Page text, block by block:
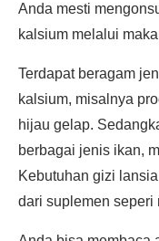
Anda mesti
kalsium melalui
Terdapat beragam
kalsium, misalnya
hijau gelap.
berbagai jenis ikan,
Kebutuhan gizi
dari suplemen seperi